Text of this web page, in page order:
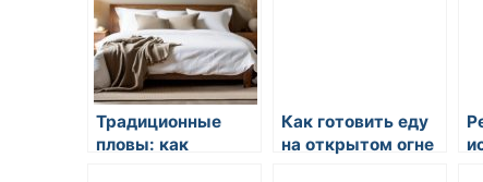
Традиционные
пловы: как
Как готовить еду
на открытом огне